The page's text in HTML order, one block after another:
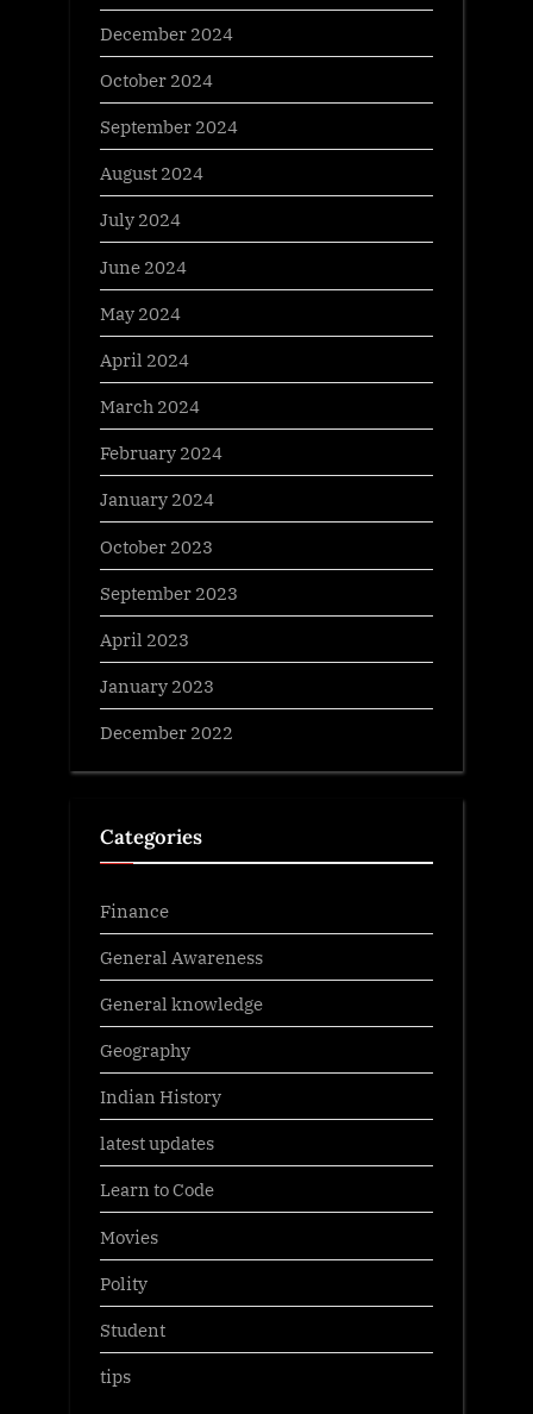
December 2024
October 2024
September 2024
August 2024
July 2024
June 2024
May 2024
April 2024
March 2024
February 2024
January 2024
October 2023
September 2023
April 2023
January 2023
December 2022
Categories
Finance
General Awareness
General knowledge
Geography
Indian History
latest updates
Learn to Code
Movies
Polity
Student
tips